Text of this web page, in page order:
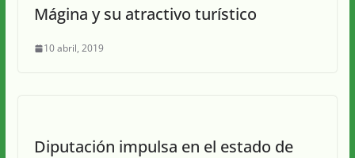
Mágina y su atractivo turístico
10 abril, 2019
Diputación impulsa en el estado de